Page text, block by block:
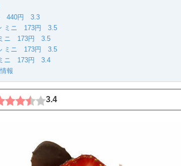
440円 3.3
ミニ 173円 3.5
ミニ 173円 3.5
ミニ 173円 3.5
ミニ 173円 3.4
報
3.4